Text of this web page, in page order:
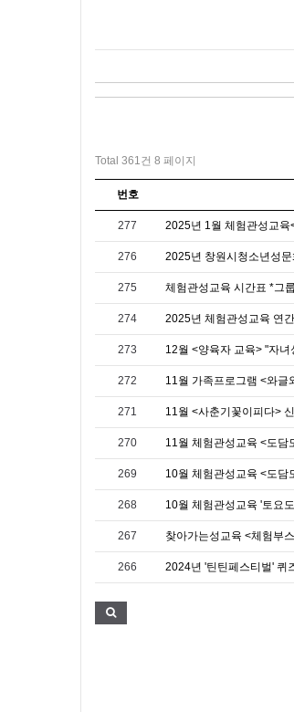
Total 361건 8 페이지
번호
277 2025년 1월 체험관성교육
276 2025년 창원시청소년성
275 체험관성교육 시간표 *그
274 2025년 체험관성교육 연
273
272 11월 가족프로그램 <와글
271 11월 <사춘기꽃이피다>
270 11월 체험관성교육 <도담
269 10월 체험관성교육 <도담
268 10월 체험관성교육 '토요
267
266 2024년 '틴틴페스티벌' 퀴